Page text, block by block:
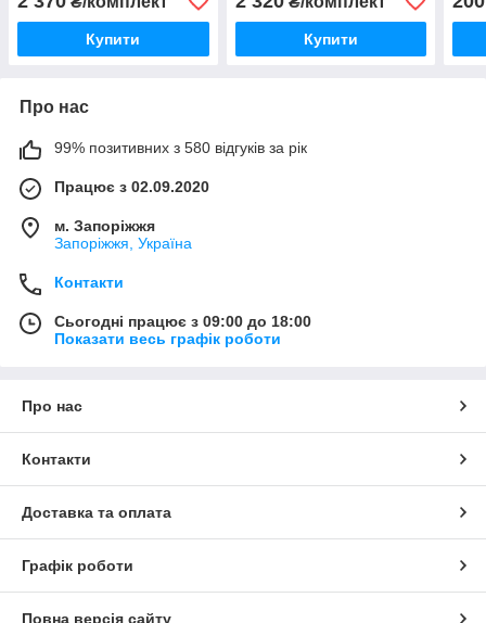
Купити Купити
Про нас
99% позитивних з 580 відгуків за рік
Працює з 02.09.2020
м. Запоріжжя
Запоріжжя, Україна
Контакти
Сьогодні працює з 09:00 до 18:00
Показати весь графік роботи
Про нас
Контакти
Доставка та оплата
Графік роботи
Повна версія сайту